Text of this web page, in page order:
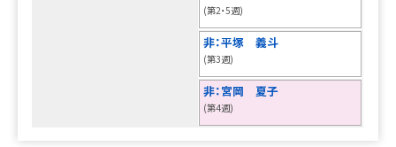
(第2・5週)
平塚 義斗
(第3週)
宮岡 夏子
(第4週)